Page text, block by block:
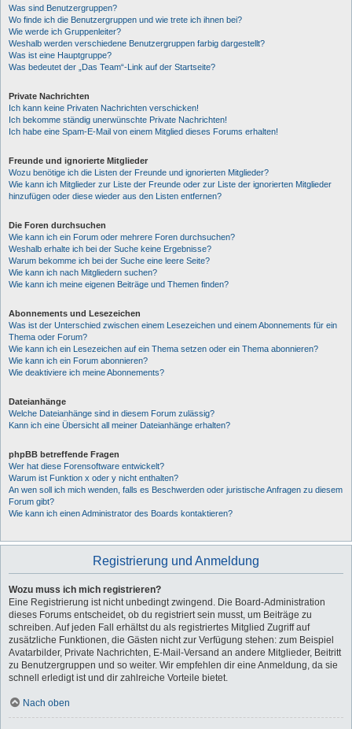
Was sind Benutzergruppen?
Wo finde ich die Benutzergruppen und wie trete ich ihnen bei?
Wie werde ich Gruppenleiter?
Weshalb werden verschiedene Benutzergruppen farbig dargestellt?
Was ist eine Hauptgruppe?
Was bedeutet der „Das Team“-Link auf der Startseite?
Private Nachrichten
Ich kann keine Privaten Nachrichten verschicken!
Ich bekomme ständig unerwünschte Private Nachrichten!
Ich habe eine Spam-E-Mail von einem Mitglied dieses Forums erhalten!
Freunde und ignorierte Mitglieder
Wozu benötige ich die Listen der Freunde und ignorierten Mitglieder?
Wie kann ich Mitglieder zur Liste der Freunde oder zur Liste der ignorierten Mitglieder
hinzufügen oder diese wieder aus den Listen entfernen?
Die Foren durchsuchen
Wie kann ich ein Forum oder mehrere Foren durchsuchen?
Weshalb erhalte ich bei der Suche keine Ergebnisse?
Warum bekomme ich bei der Suche eine leere Seite?
Wie kann ich nach Mitgliedern suchen?
Wie kann ich meine eigenen Beiträge und Themen finden?
Abonnements und Lesezeichen
Was ist der Unterschied zwischen einem Lesezeichen und einem Abonnements für ein
Thema oder Forum?
Wie kann ich ein Lesezeichen auf ein Thema setzen oder ein Thema abonnieren?
Wie kann ich ein Forum abonnieren?
Wie deaktiviere ich meine Abonnements?
Dateianhänge
Welche Dateianhänge sind in diesem Forum zulässig?
Kann ich eine Übersicht all meiner Dateianhänge erhalten?
phpBB betreffende Fragen
Wer hat diese Forensoftware entwickelt?
Warum ist Funktion x oder y nicht enthalten?
An wen soll ich mich wenden, falls es Beschwerden oder juristische Anfragen zu diesem
Forum gibt?
Wie kann ich einen Administrator des Boards kontaktieren?
Registrierung und Anmeldung
Wozu muss ich mich registrieren?
Eine Registrierung ist nicht unbedingt zwingend. Die Board-Administration
dieses Forums entscheidet, ob du registriert sein musst, um Beiträge zu
schreiben. Auf jeden Fall erhältst du als registriertes Mitglied Zugriff auf
zusätzliche Funktionen, die Gästen nicht zur Verfügung stehen: zum Beispiel
Avatarbilder, Private Nachrichten, E-Mail-Versand an andere Mitglieder, Beitritt
zu Benutzergruppen und so weiter. Wir empfehlen dir eine Anmeldung, da sie
schnell erledigt ist und dir zahlreiche Vorteile bietet.
Nach oben